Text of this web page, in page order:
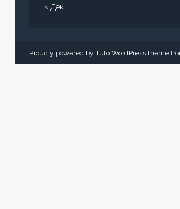
« Дек
Proudly powered by Tuto WordPress theme